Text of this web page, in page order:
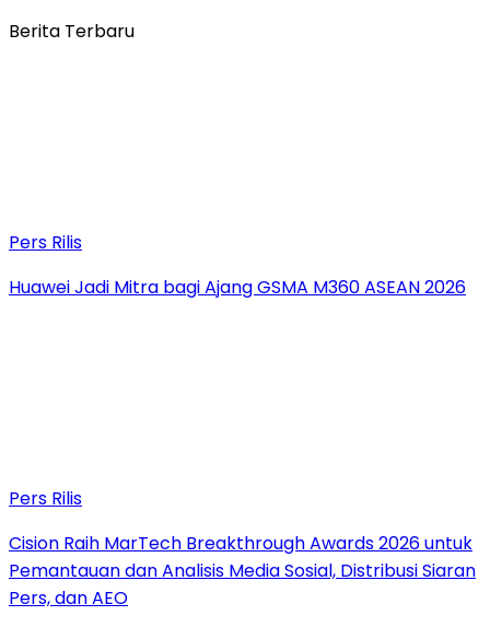
Berita Terbaru
Pers Rilis
Huawei Jadi Mitra bagi Ajang GSMA M360 ASEAN 2026
Pers Rilis
Cision Raih MarTech Breakthrough Awards 2026 untuk
Pemantauan dan Analisis Media Sosial, Distribusi Siaran
Pers, dan AEO